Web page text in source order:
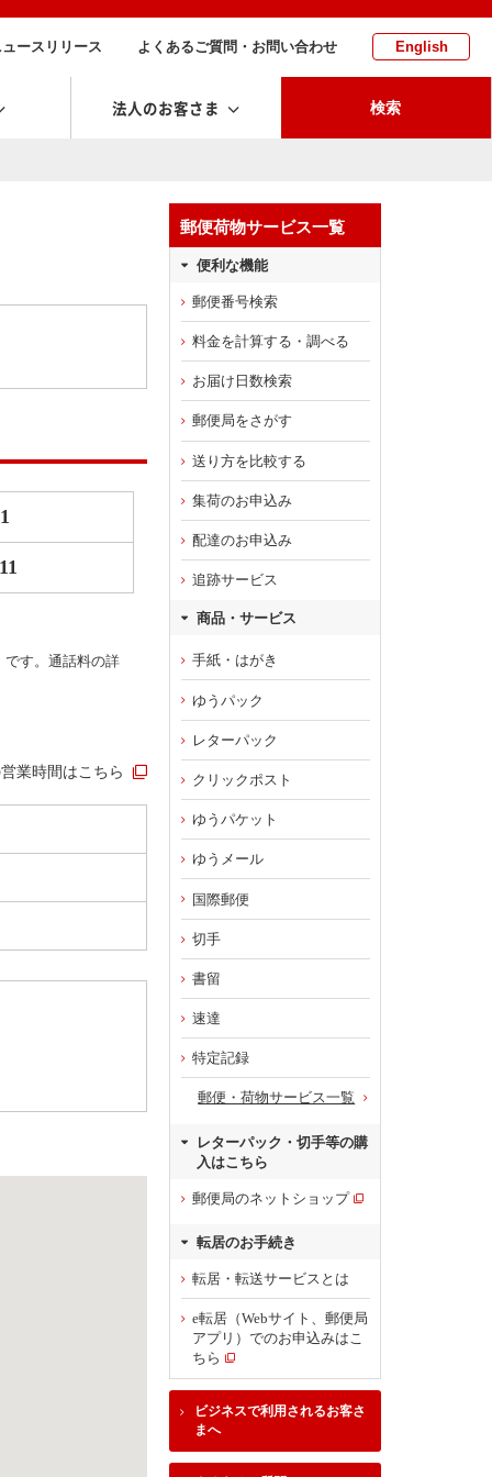
ュースリリース よくあるご質問・お問い合わせ English
法人のお客さま 検索
す。通話料の詳
業時間はこちら
郵便荷物サービス一覧
便利な機能
郵便番号検索
料金を計算する・調べる
お届け日数検索
郵便局をさがす
送り方を比較する
集荷のお申込み
配達のお申込み
追跡サービス
商品・サービス
手紙・はがき
ゆうパック
レターパック
クリックポスト
ゆうパケット
ゆうメール
国際郵便
切手
書留
速達
特定記録
郵便・荷物サービス一覧
レターパック・切手等の購
入はこちら
郵便局のネットショップ
転居のお手続き
転居・転送サービスとは
e転居（Webサイト、郵便局
アプリ）でのお申込みはこ
ちら
ビジネスで利用されるお客さ
まへ